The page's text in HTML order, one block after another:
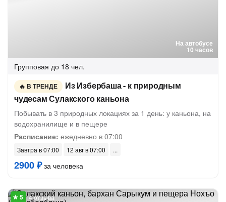
На автобусе
10 часов
Групповая до 18 чел.
В ТРЕНДЕ
Из Избербаша - к природным
чудесам Сулакского каньона
Побывать в 3 природных локациях за 1 день: у каньона, на
водохранилище и в пещере
Расписание: ежедневно в 07:00
Завтра в 07:00 12 авг в 07:00
2900 ₽за человека
4 отзыва